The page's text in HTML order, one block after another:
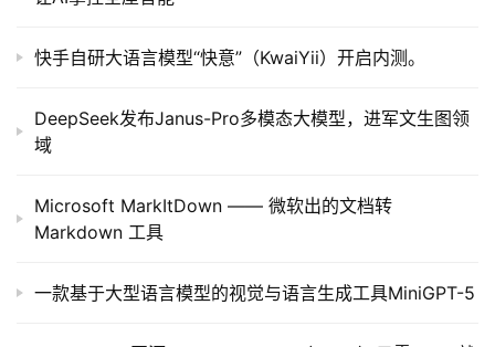
快手自研大语言模型“快意”（KwaiYii）开启内测。
DeepSeek发布Janus-Pro多模态大模型，进军文生图领
域
Microsoft MarkItDown —— 微软出的文档转
Markdown 工具
一款基于大型语言模型的视觉与语言生成工具MiniGPT-5